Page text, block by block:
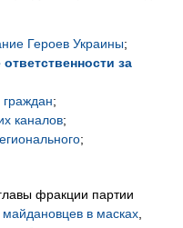
Героев Украины;
за
;
каналов;
;
фракции партии
в масках